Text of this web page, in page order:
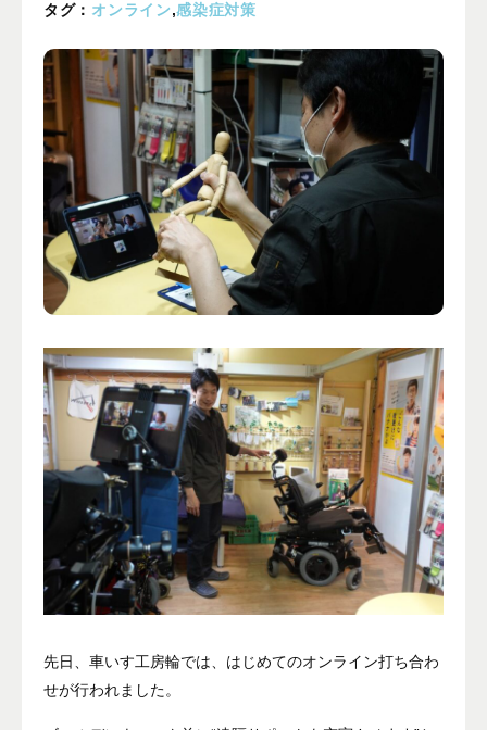
ALL
ニュース
イベント
ブログ
メディア掲載
ユーザーコラム
042-391-3328
営業時間
平日10：00 - 18：00
（土曜・日曜・祝日除く）
タグ： オンライン,感染症対策
先日、車いす工房輪では、はじめてのオンライン打ち合わ
せが行われました。